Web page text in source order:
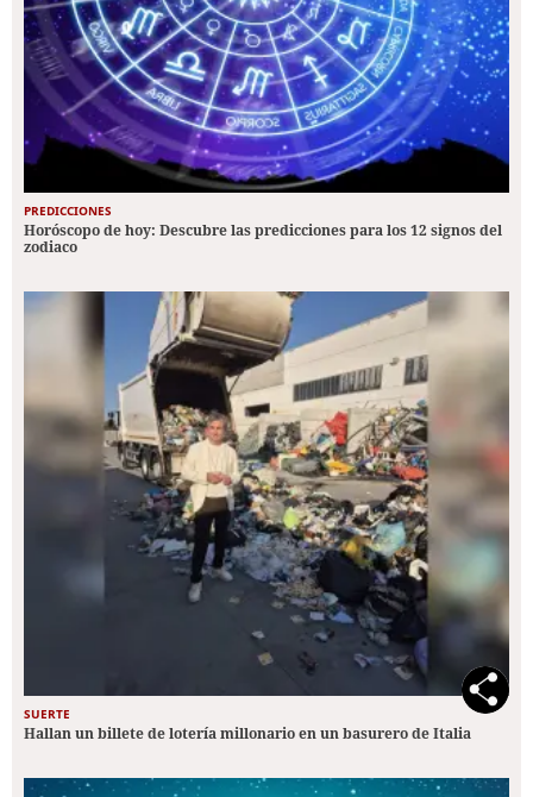
PREDICCIONES
Horóscopo de hoy: Descubre las predicciones para los 12 signos del
zodiaco
SUERTE
Hallan un billete de lotería millonario en un basurero de Italia